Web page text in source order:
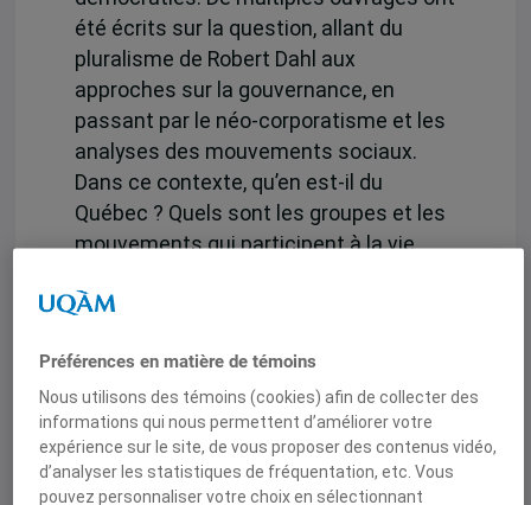
été écrits sur la question, allant du
pluralisme de Robert Dahl aux
approches sur la gouvernance, en
passant par le néo-corporatisme et les
analyses des mouvements sociaux.
Dans ce contexte, qu’en est-il du
Québec ? Quels sont les groupes et les
mouvements qui participent à la vie
fonctionnent-ils et quelles règles
Grâce à la participation de chercheurs
de différents horizons, ce livre répond à
ces questions. Dans un premier temps,
cet ouvrage analyse différents
Préférences en matière de témoins
Nous utilisons des témoins (cookies) afin de collecter des
informations qui nous permettent d’améliorer votre
expérience sur le site, de vous proposer des contenus vidéo,
d’analyser les statistiques de fréquentation, etc. Vous
pouvez personnaliser votre choix en sélectionnant